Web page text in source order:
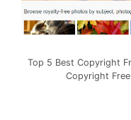
Top 5 Best Copyright
Copyright